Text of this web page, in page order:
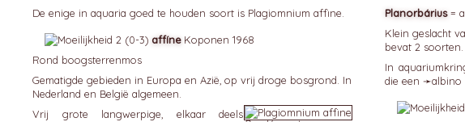
De enige in aquaria goed te houden soort is Plagiomnium affine.
affíneKoponen 1968
Rond boogsterrenmos
Gematigde gebieden in Europa en Azië, op vrij droge bosgrond. In
Nederland en België algemeen.
Vrij grote langwerpige, elkaar deels
Planorbárius =
bevat 2 soorten.
In
die een ➛albino